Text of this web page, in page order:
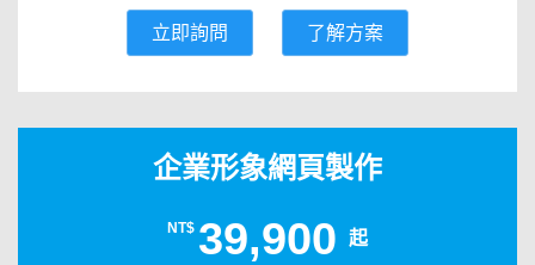
立即詢問 了解方案
企業形象網頁製作
NT$ 39,900 起